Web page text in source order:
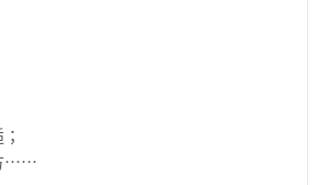
⋯⋯